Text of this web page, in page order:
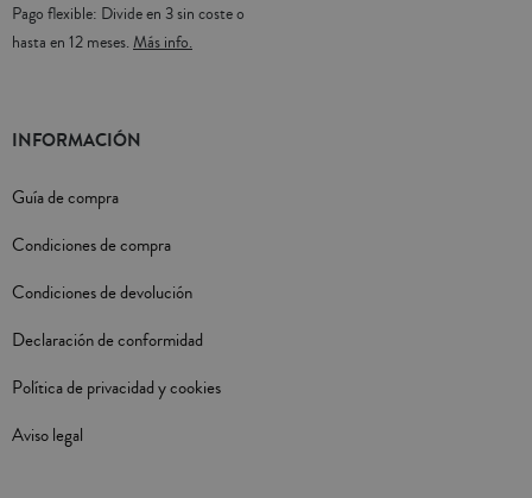
Pago flexible: Divide en 3 sin coste o
hasta en 12 meses. Más info.
INFORMACIÓN
Guía de compra
Condiciones de compra
Condiciones de devolución
Declaración de conformidad
Política de privacidad y cookies
Aviso legal